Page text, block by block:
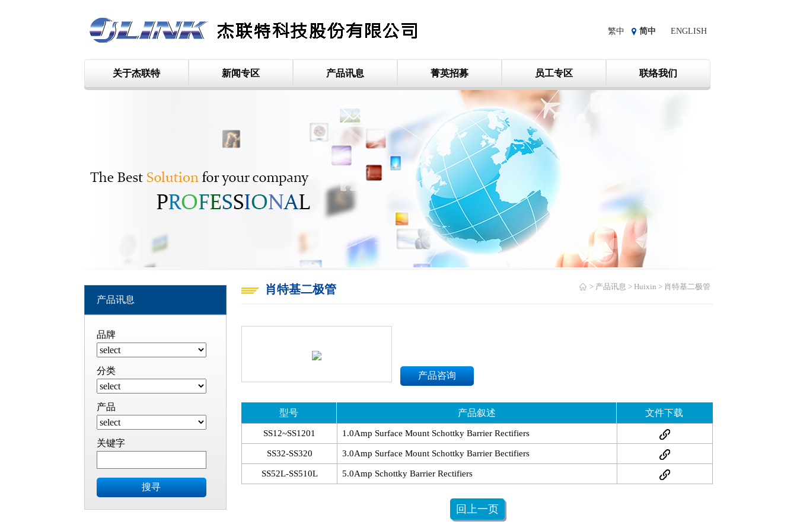
ENGLISH
简中
繁中
关于杰联特 新闻专区 产品讯息 菁英招募 员工专区 联络我们
产品讯息
品牌
分类
产品
关键字
搜寻
肖特基二极管 产品讯息 Huixin 肖特基二极管
产品咨询
型号 产品叙述 文件下载
SS12~SS1201 1.0Amp Surface Mount Schottky Barrier Rectifiers
SS32-SS320 3.0Amp Surface Mount Schottky Barrier Bectifiers
SS52L-SS510L 5.0Amp Schottky Barrier Rectifiers
回上一页